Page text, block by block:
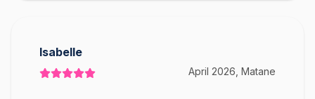
Isabelle
April 2026, Matane